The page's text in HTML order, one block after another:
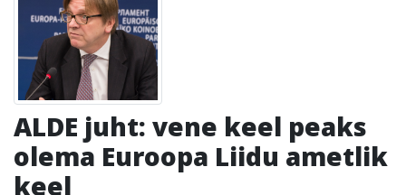
ALDE juht: vene keel peaks
olema Euroopa Liidu ametlik
keel